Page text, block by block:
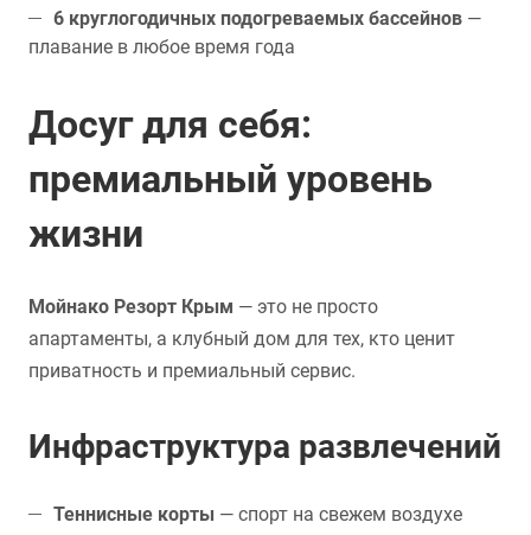
6 круглогодичных подогреваемых бассейнов —
плавание в любое время года
Досуг для себя:
премиальный уровень
жизни
Мойнако Резорт Крым — это не просто
апартаменты, а клубный дом для тех, кто ценит
приватность и премиальный сервис.
Инфраструктура развлечений
Теннисные корты — спорт на свежем воздухе